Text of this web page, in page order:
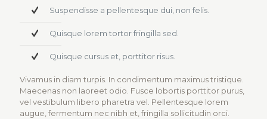
Suspendisse a pellentesque dui, non felis.
Quisque lorem tortor fringilla sed.
Quisque cursus et, porttitor risus.
Vivamus in diam turpis. In condimentum maximus tristique.
Maecenas non laoreet odio. Fusce lobortis porttitor purus,
vel vestibulum libero pharetra vel. Pellentesque lorem
augue, fermentum nec nibh et, fringilla sollicitudin orci.